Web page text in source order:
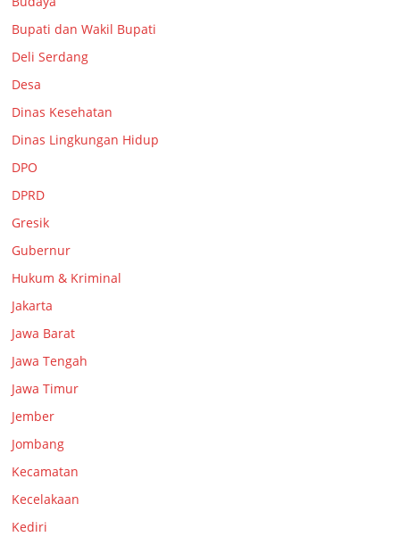
Bupati dan Wakil Bupati
Deli Serdang
Desa
Dinas Kesehatan
Dinas Lingkungan Hidup
DPO
DPRD
Gresik
Gubernur
Hukum & Kriminal
Jakarta
Jawa Barat
Jawa Tengah
Jawa Timur
Jember
Jombang
Kecamatan
Kecelakaan
Kediri